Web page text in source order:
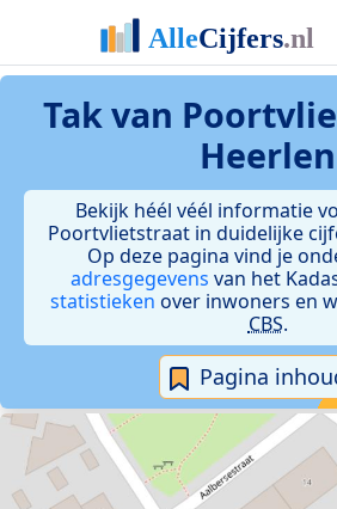
Tak van
Heerlen
Bekijk héél véél informatie
Poortvlietstraat in duidelijke
Op deze pagina vind je
adresgegevens van het
statistieken over inwoners en
CBS.
Pagina